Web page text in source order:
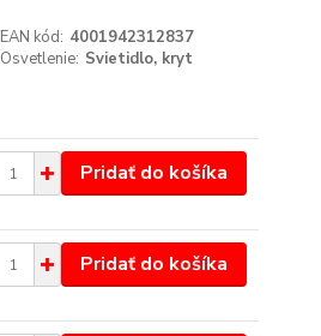
EAN kód: 4001942312837
Osvetlenie: Svietidlo, kryt
Pridať do košíka
Pridať do košíka